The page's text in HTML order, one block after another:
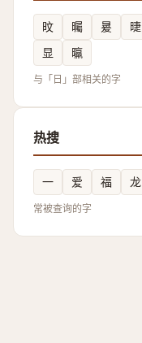
旼 曯 㬊 㫸
显
㬯
与「日」部相关的字
热搜
一 爱 福 龙
常被查询的字